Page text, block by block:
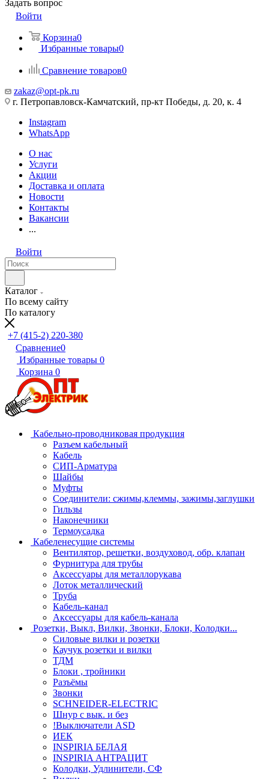
Задать вопрос
Войти
Корзина0
Избранные товары0
Сравнение товаров0
zakaz@opt-pk.ru
г. Петропавловск-Камчатский, пр-кт Победы, д. 20, к. 4
Instagram
WhatsApp
О нас
Услуги
Акции
Доставка и оплата
Новости
Контакты
Вакансии
...
Войти
Каталог
По всему сайту
По каталогу
+7 (415-2) 220-380
Сравнение0
Избранные товары 0
Корзина 0
Кабельно-проводниковая продукция
Разъем кабельный
Кабель
СИП-Арматура
Шайбы
Муфты
Соединители: сжимы,клеммы, зажимы,заглушки
Гильзы
Наконечники
Термоусадка
Кабеленесущие системы
Вентилятор, решетки, воздуховод, обр. клапан
Фурнитура для трубы
Аксессуары для металлорукава
Лоток металлический
Труба
Кабель-канал
Аксессуары для кабель-канала
Розетки, Выкл, Вилки, Звонки, Блоки, Колодки...
Силовые вилки и розетки
Каучук розетки и вилки
ТДМ
Блоки , тройники
Разъёмы
Звонки
SCHNEIDER-ELECTRIC
Шнур с вык. и без
!Выключатели ASD
ИЕК
INSPIRIA БЕЛАЯ
INSPIRIA АНТРАЦИТ
Колодки, Удлинители, СФ